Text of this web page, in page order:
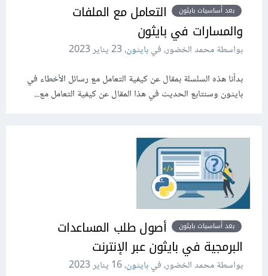
بعد أساسيات بايثون
التعامل مع الملفات
والمسارات في بايثون
بواسطة محمد الخضور، فيبايثون،23 يناير 2023
بدأنا هذه السلسلة بمقال عن كيفية التعامل مع رسائل الأخطاء في
بايثون وسنتابع الحديث في هذا المقال عن كيفية التعامل مع...
بعد أساسيات بايثون
أصول طلب المساعدات
البرمجية في بايثون عبر الإنترنت
بواسطة محمد الخضور، فيبايثون،16 يناير 2023